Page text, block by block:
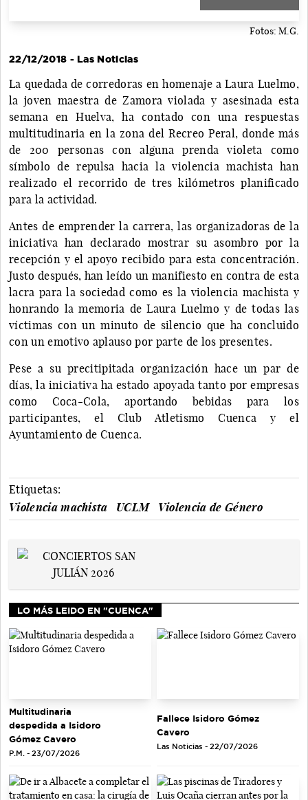
Fotos: M.G.
22/12/2018 - Las Noticias
La quedada de corredoras en homenaje a Laura Luelmo,
la joven maestra de Zamora violada y asesinada esta
semana en Huelva, ha contado con una respuestas
multitudinaria en la zona del Recreo Peral, donde más
de 200 personas con alguna prenda violeta como
símbolo de repulsa hacia la violencia machista han
realizado el recorrido de tres kilómetros planificado
para la actividad.
Antes de emprender la carrera, las organizadoras de la
iniciativa han declarado mostrar su asombro por la
recepción y el apoyo recibido para esta concentración.
Justo después, han leído un manifiesto en contra de esta
lacra para la sociedad como es la violencia machista y
honrando la memoria de Laura Luelmo y de todas las
víctimas con un minuto de silencio que ha concluido
con un emotivo aplauso por parte de los presentes.
Pese a su precitipitada organización hace un par de
días, la iniciativa ha estado apoyada tanto por empresas
como Coca-Cola, aportando bebidas para los
participantes, el Club Atletismo Cuenca y el
Ayuntamiento de Cuenca.
Etiquetas:
Violencia machista
UCLM Violencia de Género
LO MÁS LEIDO EN "CUENCA"
Multitudinaria
despedida a Isidoro
Gómez Cavero
P.M. - 23/07/2026
Fallece Isidoro Gómez
Cavero
Las Noticias - 22/07/2026